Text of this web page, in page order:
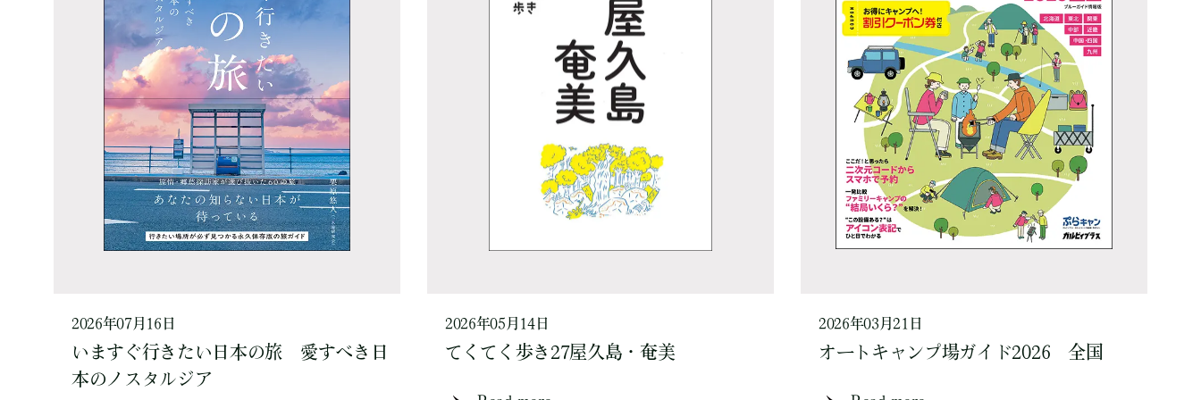
2026年07月16日
いますぐ行きたい日本の旅 愛すべき日
本のノスタルジア
2026年05月14日
てくてく歩き27屋久島・奄美
2026年03月21日
オートキャンプ場ガイド2026 全国